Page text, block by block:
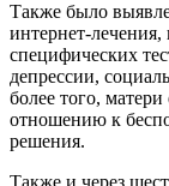
Также было
интернет-
специфических
депрессии,
более того,
отношению к
решения.